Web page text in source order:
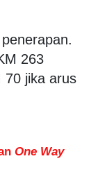
263
70 jika arus
One Way